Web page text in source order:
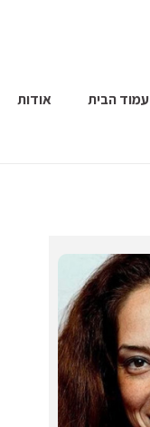
עמוד הבית אודות